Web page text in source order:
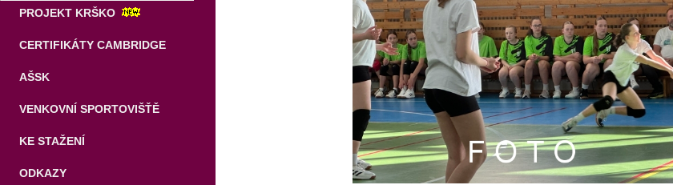
PROJEKT KRŠKO
CERTIFIKÁTY CAMBRIDGE
AŠSK
VENKOVNÍ SPORTOVIŠŤĚ
KE STAŽENÍ
ODKAZY